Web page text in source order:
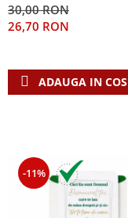
30,00 RON
26,70 RON
ADAUGA IN COS
-11%